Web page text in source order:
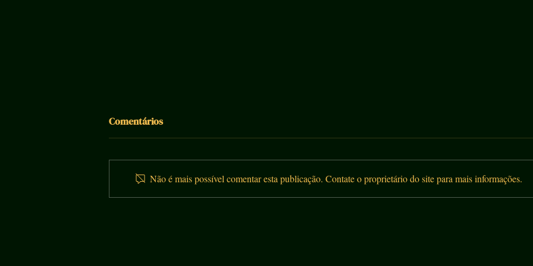
LE RITUAL
Comentários
Não é mais possível comentar esta publicação. Contate o proprietário do site para mais informações.